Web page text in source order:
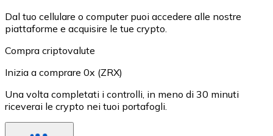
Dal tuo cellulare o computer puoi accedere alle nostre
piattaforme e acquisire le tue crypto.
Compra criptovalute
Inizia a comprare 0x (ZRX)
Una volta completati i controlli, in meno di 30 minuti
riceverai le crypto nei tuoi portafogli.